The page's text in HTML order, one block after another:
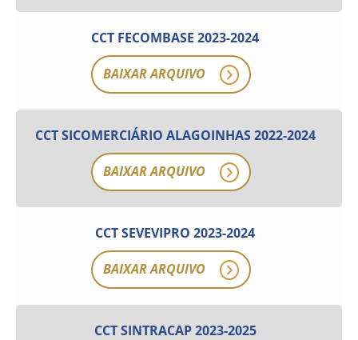
CCT FECOMBASE 2023-2024
BAIXAR ARQUIVO
CCT SICOMERCIÁRIO ALAGOINHAS 2022-2024
BAIXAR ARQUIVO
CCT SEVEVIPRO 2023-2024
BAIXAR ARQUIVO
CCT SINTRACAP 2023-2025